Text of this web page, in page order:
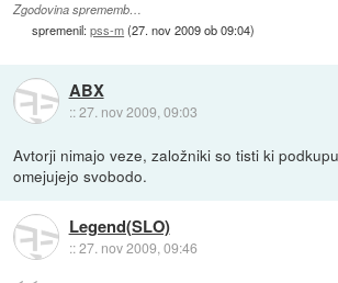
Zgodovina sprememb…
spremenil:pss-m(27. nov 2009 ob 09:04)
ABX
::27. nov 2009, 09:03
Avtorji nimajo veze, založniki so tisti ki
omejujejo svobodo.
Legend(SLO)
::27. nov 2009, 09:46